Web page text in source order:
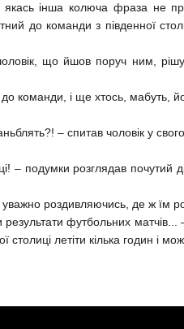
інша колюча фраза не
до команди з південної
що йшов поруч ним,
команди, і ще хтось, мабуть,
– спитав чоловік у
– подумки розглядав
роздивляючись, де ж їм
футбольних
столиці летіти кілька годин і